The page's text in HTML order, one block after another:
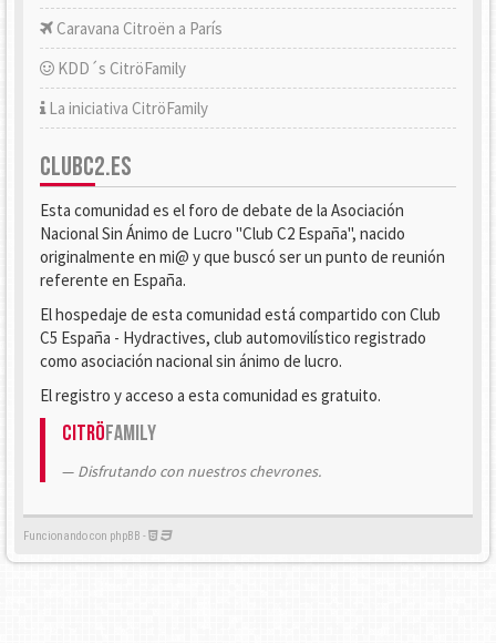
Caravana Citroën a París
KDD´s CitröFamily
La iniciativa CitröFamily
CLUBC2.ES
Esta comunidad es el foro de debate de la Asociación
Nacional Sin Ánimo de Lucro "Club C2 España", nacido
originalmente en mi@ y que buscó ser un punto de reunión
referente en España.
El hospedaje de esta comunidad está compartido con Club
C5 España - Hydractives, club automovilístico registrado
como asociación nacional sin ánimo de lucro.
El registro y acceso a esta comunidad es gratuito.
CitröFamily
Disfrutando con nuestros chevrones.
Funcionando con phpBB -